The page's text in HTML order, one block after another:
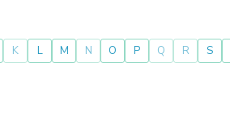
K L M N O P Q R S